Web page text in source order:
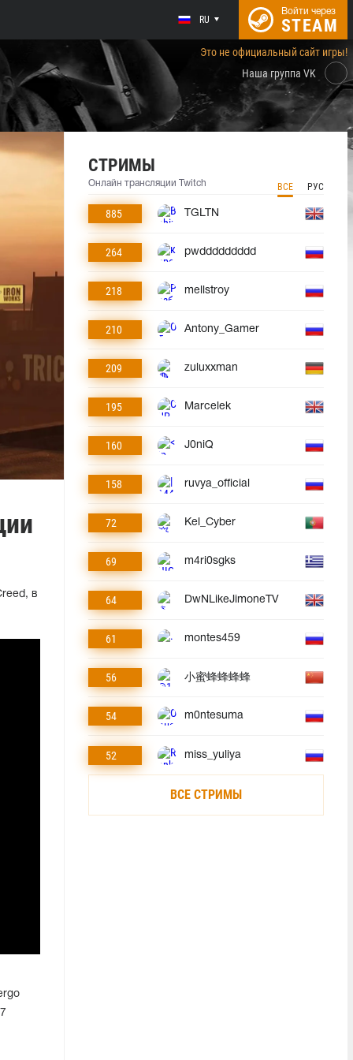
RU
Войти через
STEAM
Это не официальный сайт игры!
Наша группа VK
в
СТРИМЫ
Онлайн трансляции Twitch ВСЕ РУС
885 TGLTN
264 pwddddddddd
218 mellstroy
210 Antony_Gamer
209 zuluxxman
195 Marcelek
160 J0niQ
158 ruvya_official
72 Kel_Cyber
69 m4ri0sgks
64 DwNLikeJimoneTV
61 montes459
56 小蜜蜂蜂蜂蜂
54 m0ntesuma
52 miss_yuliya
ВСЕ СТРИМЫ